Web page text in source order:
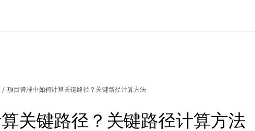
/ 项目管理中如何计算关键路径？关键路径计算方法
关键路径？关键路径计算方法